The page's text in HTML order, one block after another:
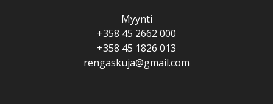
Myynti
+358 45 2662 000
+358 45 1826 013
rengaskuja@gmail.com